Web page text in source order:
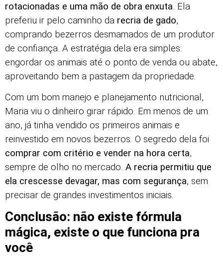
rotacionadas e uma mão de obra enxuta. Ela
preferiu ir pelo caminho da recria de gado,
comprando bezerros desmamados de um produtor
de confiança. A estratégia dela era simples:
engordar os animais até o ponto de venda ou abate,
aproveitando bem a pastagem da propriedade.
Com um bom manejo e planejamento nutricional,
Maria viu o dinheiro girar rápido. Em menos de um
ano, já tinha vendido os primeiros animais e
reinvestido em novos bezerros. O segredo dela foi
comprar com critério e vender na hora certa,
sempre de olho no mercado. A recria permitiu que
ela crescesse devagar, mas com segurança, sem
precisar de grandes investimentos iniciais.
Conclusão: não existe fórmula
mágica, existe o que funciona pra
você